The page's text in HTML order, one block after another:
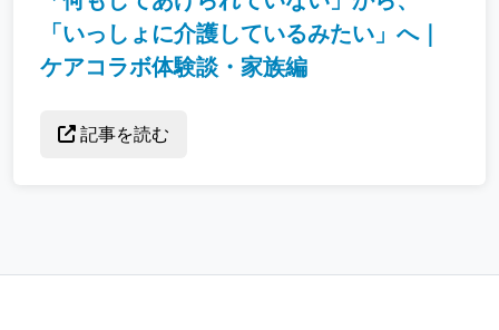
「いっしょに介護しているみたい」へ｜
ケアコラボ体験談・家族編
記事を読む